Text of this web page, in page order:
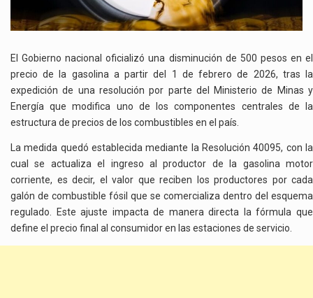
LA
GASOLINA
DE
FEBRERO
El Gobierno nacional oficializó una disminución de 500 pesos en el
precio de la gasolina a partir del 1 de febrero de 2026, tras la
expedición de una resolución por parte del Ministerio de Minas y
Energía que modifica uno de los componentes centrales de la
estructura de precios de los combustibles en el país.
La medida quedó establecida mediante la Resolución 40095, con la
cual se actualiza el ingreso al productor de la gasolina motor
corriente, es decir, el valor que reciben los productores por cada
galón de combustible fósil que se comercializa dentro del esquema
regulado. Este ajuste impacta de manera directa la fórmula que
define el precio final al consumidor en las estaciones de servicio.